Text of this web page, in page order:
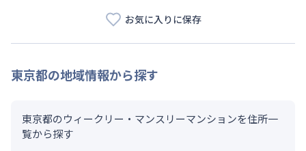
お気に入りに保存
東京都の地域情報から探す
東京都のウィークリー・マンスリーマンションを住所一
覧から探す